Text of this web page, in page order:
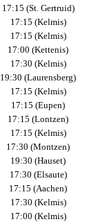
17:15 (St. Gertruid)
17:15 (Kelmis)
17:15 (Kelmis)
17:00 (Kettenis)
17:30 (Kelmis)
19:30 (Laurensberg)
17:15 (Kelmis)
17:15 (Eupen)
17:15 (Lontzen)
17:15 (Kelmis)
17:30 (Montzen)
19:30 (Hauset)
17:30 (Elsaute)
17:15 (Aachen)
17:30 (Kelmis)
17:00 (Kelmis)